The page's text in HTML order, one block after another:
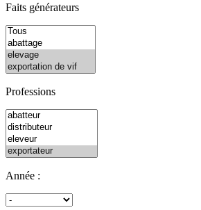
Faits générateurs
Professions
Année :